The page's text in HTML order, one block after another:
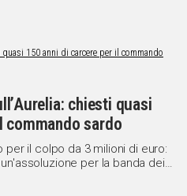
chiesti quasi
commando sardo
per il colpo da 3 milioni di euro:
per la banda dei